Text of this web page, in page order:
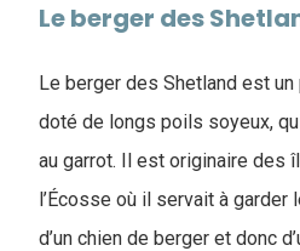
Le berger des
Le berger des Shetland est
doté de longs poils soyeux,
au garrot. Il est originaire des
l’Écosse où il servait à garder
d’un chien de berger et donc